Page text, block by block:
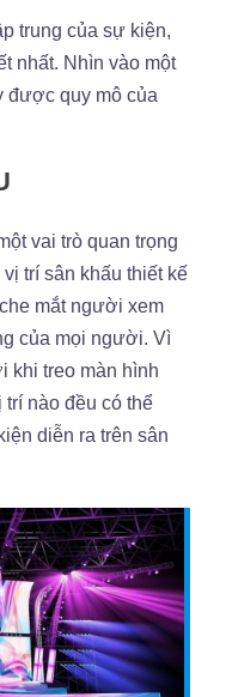
trung của sự kiện,
nhất. Nhìn vào một
được quy mô của
vai trò quan trọng
trí sân khấu thiết kế
mắt người xem
của mọi người. Vì
khi treo màn hình
nào đều có thể
diễn ra trên sân